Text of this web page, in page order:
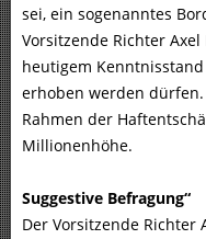
sei, ein sogenanntes
Vorsitzende Richter
heutigem
erhoben werden
Rahmen der
Millionenhöhe.
Suggestive Befragung“
Der Vorsitzende Richter